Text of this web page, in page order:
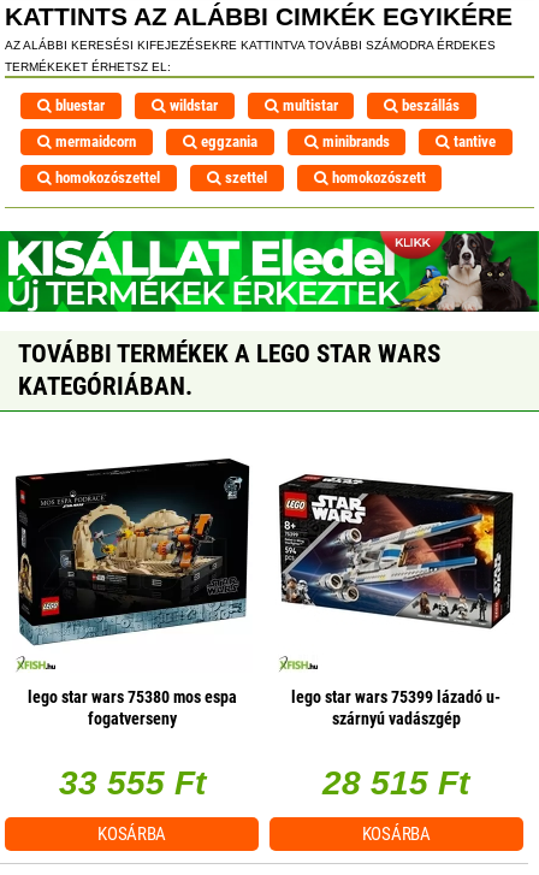
KATTINTS AZ ALÁBBI CIMKÉK EGYIKÉRE
AZ ALÁBBI KERESÉSI KIFEJEZÉSEKRE KATTINTVA TOVÁBBI SZÁMODRA ÉRDEKES
TERMÉKEKET ÉRHETSZ EL:
bluestar wildstar multistar
beszállás
mermaidcorn
eggzania minibrands
tantive
homokozószettel
szettel homokozószett
TOVÁBBI TERMÉKEK A LEGO STAR WARS
KATEGÓRIÁBAN.
lego star wars 75380 mos espa
fogatverseny
33 555 Ft
KOSÁRBA
lego star wars 75399 lázadó u-
szárnyú vadászgép
28 515 Ft
KOSÁRBA